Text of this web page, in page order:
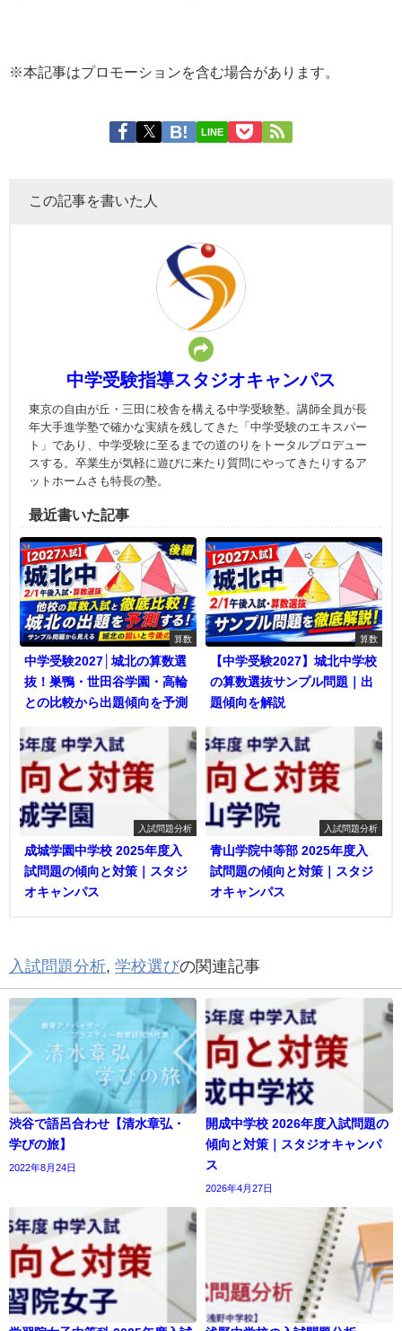
※本記事はプロモーションを含む場合があります。
LINE
この記事を書いた人
中学受験指導スタジオキャンパス
東京の自由が丘・三田に校舎を構える中学受験塾。講師全員が長
年大手進学塾で確かな実績を残してきた「中学受験のエキスパー
ト」であり、中学受験に至るまでの道のりをトータルプロデュー
スする。卒業生が気軽に遊びに来たり質問にやってきたりするア
ットホームさも特長の塾。
最近書いた記事
算数
中学受験2027│城北の算数選
抜！巣鴨・世田谷学園・高輪
との比較から出題傾向を予測
算数
【中学受験2027】城北中学校
の算数選抜サンプル問題｜出
題傾向を解説
入試問題分析
成城学園中学校 2025年度入
試問題の傾向と対策｜スタジ
オキャンパス
入試問題分析
青山学院中等部 2025年度入
試問題の傾向と対策｜スタジ
オキャンパス
入試問題分析, 学校選びの関連記事
渋谷で語呂合わせ【清水章弘・
学びの旅】
2022年8月24日
開成中学校 2026年度入試問題の
傾向と対策｜スタジオキャンパ
ス
2026年4月27日